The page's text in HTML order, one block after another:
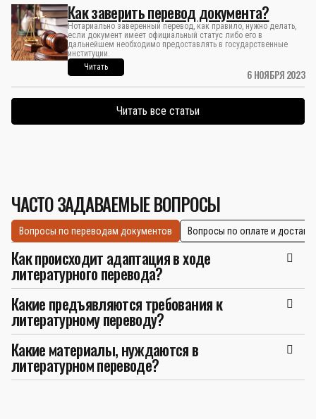
6 НОЯБРЯ 2023
Как заверить перевод документа?
Нотариально заверенный перевод, как правило, нужно делать,
если документ имеет официальный статус либо его в
дальнейшем необходимо предоставлять в государственные
институции.
Читать
Читать все статьи
ЧАСТО ЗАДАВАЕМЫЕ ВОПРОСЫ
Вопросы по переводам документов Вопросы по оплате и
Как происходит адаптация в ходе
литературного перевода?
Какие предъявляются требования к
литературному переводу?
Какие материалы, нуждаются в
литературном переводе?